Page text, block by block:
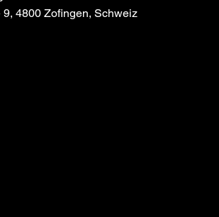
4800 Zofingen, Schweiz